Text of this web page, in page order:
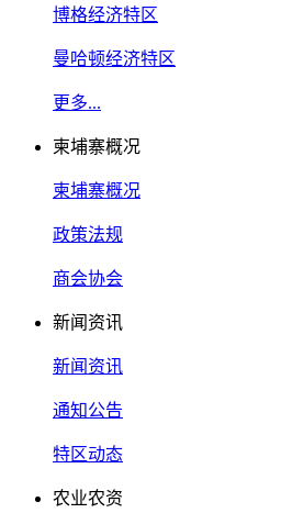
博格经济特区
曼哈顿经济特区
更多...
柬埔寨概况
柬埔寨概况
政策法规
商会协会
新闻资讯
新闻资讯
通知公告
特区动态
农业农资